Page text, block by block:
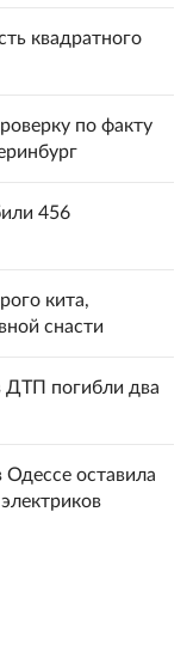
квадратного
по факту
456
кита,
снасти
ДТП погибли два
оставила